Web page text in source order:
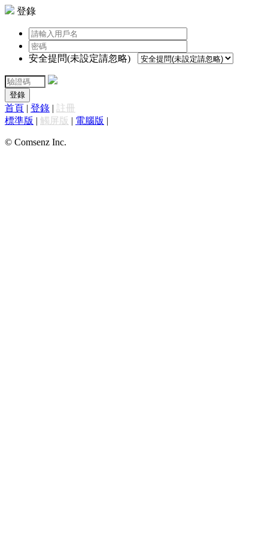
登錄
安全提問(未設定請忽略)
登錄
首頁 | 登錄 | 註冊
標準版 | 觸屏版 | 電腦版 |
© Comsenz Inc.